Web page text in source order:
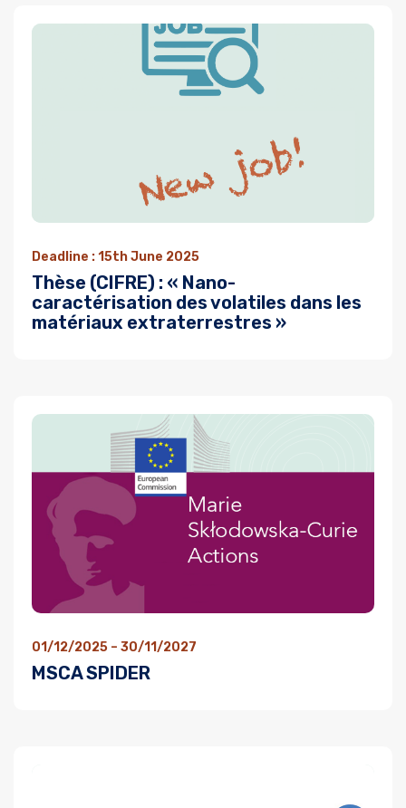
Deadline : 15th June 2025
Thèse (CIFRE) : « Nano-
caractérisation des volatiles dans les
matériaux extraterrestres »
01/12/2025 – 30/11/2027
MSCA SPIDER